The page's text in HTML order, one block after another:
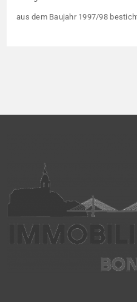
aus dem Baujahr 1997/98
Veräußert […]